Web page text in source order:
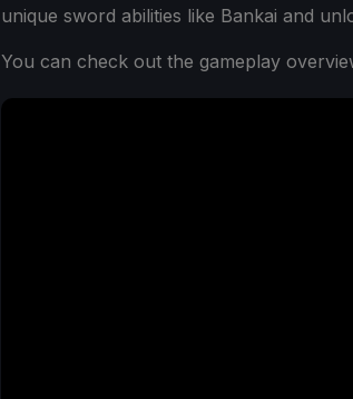
unique sword abilities like Bankai and
You can check out the gameplay